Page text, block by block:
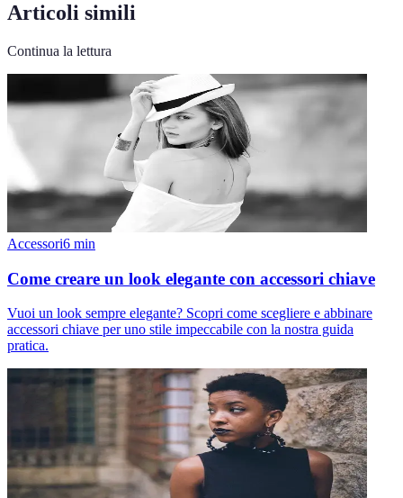
Articoli simili
Continua la lettura
Accessori6 min
Come creare un look elegante con accessori chiave
Vuoi un look sempre elegante? Scopri come scegliere e abbinare
accessori chiave per uno stile impeccabile con la nostra guida
pratica.